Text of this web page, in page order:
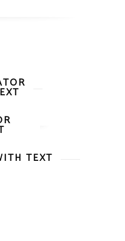
TEXT